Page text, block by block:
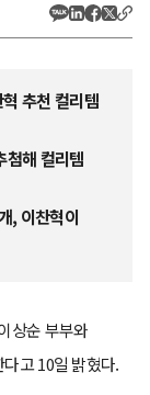
추천 컬리템
첨해 컬리템
, 이찬혁이
상순 부부와
고 10일 밝혔다.